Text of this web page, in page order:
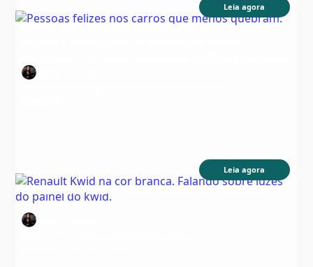
Leia agora
Carros que menos quebram 2026: uma escolha
Leia agora
Luzes do painel do Kwid: entenda os diferentes
significados!